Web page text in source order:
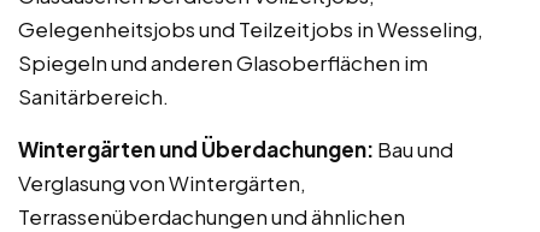
Gelegenheitsjobs und Teilzeitjobs in Wesseling,
Spiegeln und anderen Glasoberflächen im
Sanitärbereich.
Wintergärten und Überdachungen: Bau und
Verglasung von Wintergärten,
Terrassenüberdachungen und ähnlichen